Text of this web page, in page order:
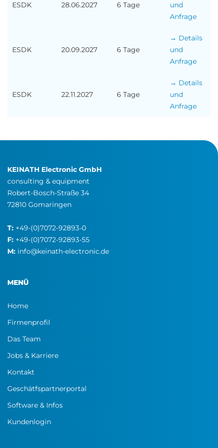
ESDK 28.06.2027 6 Tage
und
Anfrage
ESDK 20.09.2027 6 Tage
→ Details
und
Anfrage
ESDK 22.11.2027 6 Tage
→ Details
und
Anfrage
KEINATH Electronic GmbH
consulting & equipment
Robert-Bosch-Straße 34
72810 Gomaringen
T: +49-(0)7072-92893-0
F: +49-(0)7072-92893-55
M: info@keinath-electronic.de
MENÜ
Home
Firmenprofil
Das Team
Jobs & Karriere
Kontakt
Geschätfspartnerportal
Software & Infos
Kundenlogin